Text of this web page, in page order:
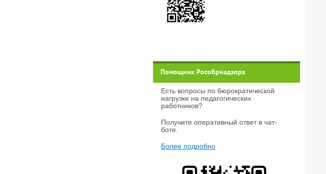
Помощник Рособрнадзора
Есть вопросы по бюрократической
нагрузке на педагогических
работников?
Получите оперативный ответ в чат-
боте.
Более подробно